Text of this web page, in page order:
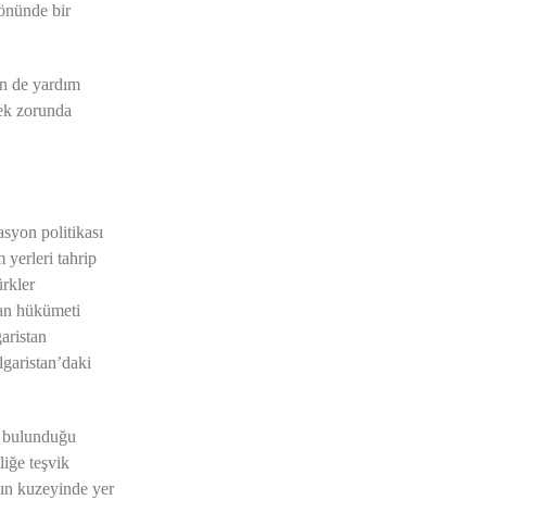
bir
de yardım
zorunda
politikası
yerleri tahrip
hükümeti
teşvik
kuzeyinde yer